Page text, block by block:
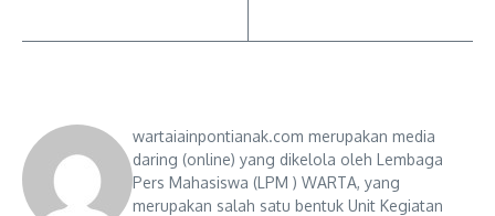
wartaiainpontianak.com merupakan media
daring (online) yang dikelola oleh Lembaga
Pers Mahasiswa (LPM ) WARTA, yang
merupakan salah satu bentuk Unit Kegiatan